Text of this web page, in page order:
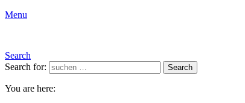
Menu
Search
Search for:
Search
You are here: